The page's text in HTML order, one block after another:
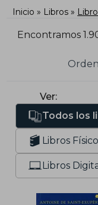
Inicio Libros
Encontramos
Ver:
Todos los
Libros
Libros